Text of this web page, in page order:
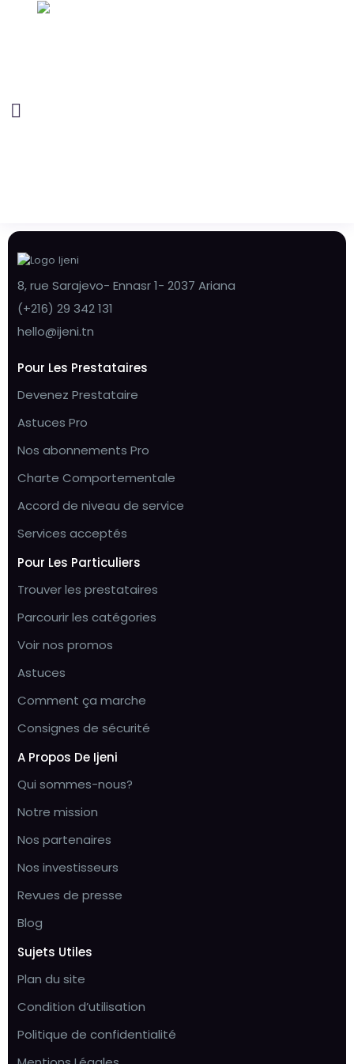
8, rue Sarajevo- Ennasr 1- 2037 Ariana
(+216) 29 342 131
hello@ijeni.tn
Pour Les Prestataires
Devenez Prestataire
Astuces Pro
Nos abonnements Pro
Charte Comportementale
Accord de niveau de service
Services acceptés
Pour Les Particuliers
Trouver les prestataires
Parcourir les catégories
Voir nos promos
Astuces
Comment ça marche
Consignes de sécurité
A Propos De Ijeni
Qui sommes-nous?
Notre mission
Nos partenaires
Nos investisseurs
Revues de presse
Blog
Sujets Utiles
Plan du site
Condition d’utilisation
Politique de confidentialité